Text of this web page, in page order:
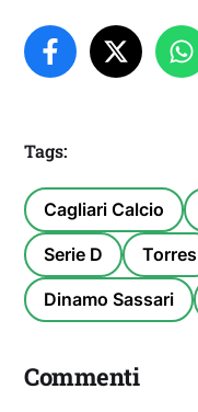
Tags:
Cagliari Calcio
Serie D Torres
Dinamo Sassari
Commenti